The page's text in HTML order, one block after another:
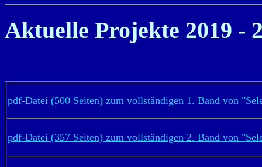
Aktuelle Projekte 2019 -
pdf-Datei (500 Seiten) zum vollständigen 1. Band von
pdf-Datei (357 Seiten) zum vollständigen 2. Band von